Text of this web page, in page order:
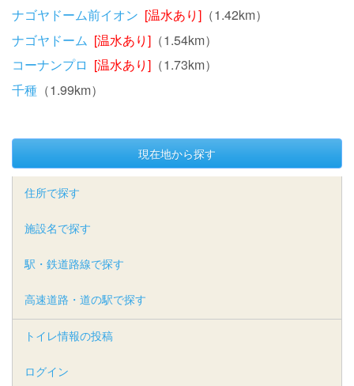
ナゴヤドーム前イオン [温水あり] （1.42km）
ナゴヤドーム [温水あり] （1.54km）
コーナンプロ [温水あり] （1.73km）
千種 （1.99km）
現在地から探す
住所で探す
施設名で探す
駅・鉄道路線で探す
高速道路・道の駅で探す
トイレ情報の投稿
ログイン